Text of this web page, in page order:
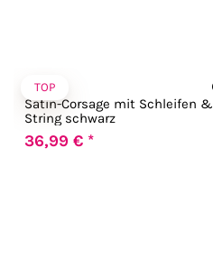
TOP
Chilirose
Satin-Corsage mit Schleifen &
String schwarz
36,99 € *